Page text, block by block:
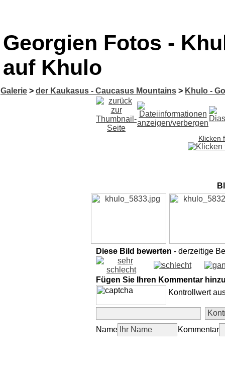
Georgien Fotos -
auf Khulo
Galerie > der Kaukasus - Caucasus Mountains > Khulo -
Klicken
Diese Bild bewerten - derzeitige
Fügen Sie Ihren Kommentar
Kontrollwert
Name Kommentar